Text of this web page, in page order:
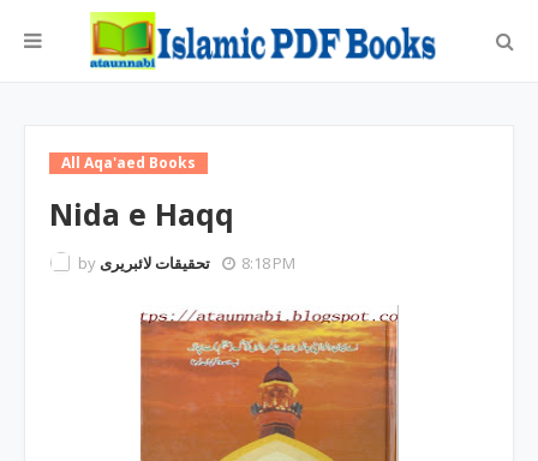
All Aqa'aed Books
Nida e Haqq
by تحقیقات لائبریری 8:18 PM